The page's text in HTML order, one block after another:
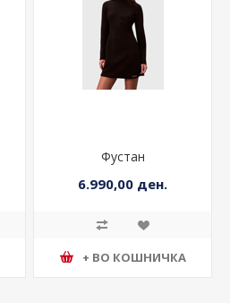
Фустан
6.990,00 ден.
+ ВО КОШНИЧКА